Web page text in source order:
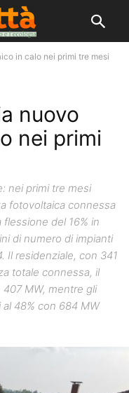
in calo nei primi tre mesi
nuovo
nei primi
nei primi tre mesi
fotovoltaica connessa
del 16% in
di numero di impianti
Il residenziale, con 341
totale connessa, il
MW, mentre gli
48% con 684 MW